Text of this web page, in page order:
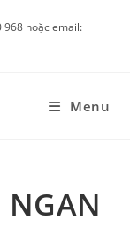
968 hoặc email:
Menu
NGAN